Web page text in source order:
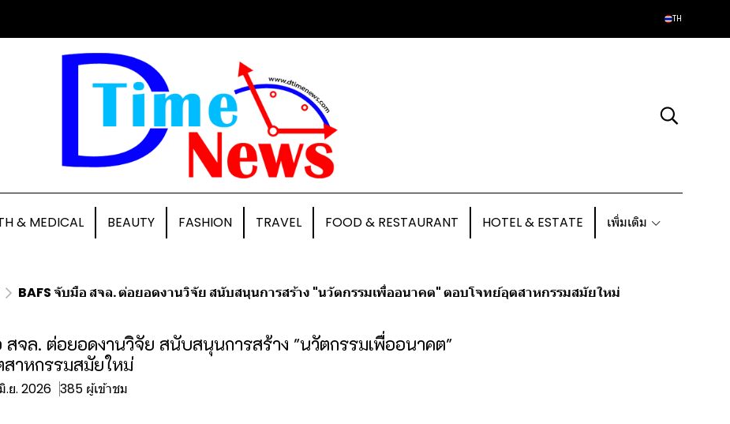
TH
& MEDICAL BEAUTY FASHION TRAVEL FOOD & RESTAURANT HOTEL & ESTATE เพิ่มเติม
BAFS จับมือ สจล. ต่อยอดงานวิจัย สนับสนุนการสร้าง "นวัตกรรมเพื่ออนาคต" ตอบโจทย์อุตสาหกรรมสมัยใหม่
สจล. ต่อยอดงานวิจัย สนับสนุนการสร้าง "นวัตกรรมเพื่ออนาคต"
าหกรรมสมัยใหม่
.ย. 2026 385 ผู้เข้าชม